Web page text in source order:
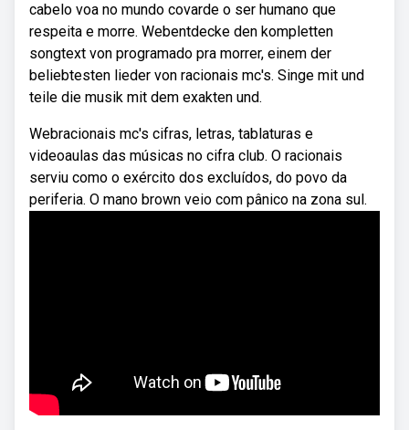
cabelo voa no mundo covarde o ser humano que
respeita e morre. Webentdecke den kompletten
songtext von programado pra morrer, einem der
beliebtesten lieder von racionais mc's. Singe mit und
teile die musik mit dem exakten und.
Webracionais mc's cifras, letras, tablaturas e
videoaulas das músicas no cifra club. O racionais
serviu como o exército dos excluídos, do povo da
periferia. O mano brown veio com pânico na zona sul.